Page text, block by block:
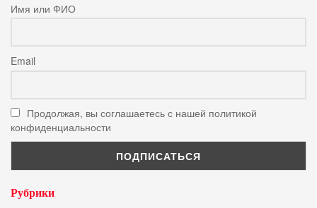
Имя или ФИО
Email
Продолжая, вы соглашаетесь с нашей политикой
конфиденциальности
Рубрики